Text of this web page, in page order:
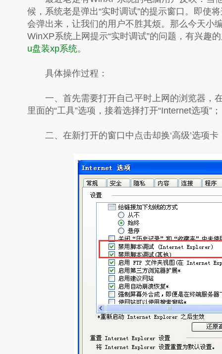
候，系统老是弹出“实时调试”的提示窗口。即使
会弹出来，让我们的用户不胜其烦。那么今天小
WinXP系统上网提示“实时调试”的问题，有兴趣
u盘装xp系统。
具体操作过程：
一、首先需要打开自己平时上网的浏览器，
里面的“工具”选项，接着选择打开“Internet选项”；
二、在新打开的窗口中点击却换‘高级’选项卡